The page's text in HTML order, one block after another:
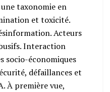
taxonomie en
et toxicité.
Acteurs
Interaction
socio-économiques
défaillances et
À première vue,